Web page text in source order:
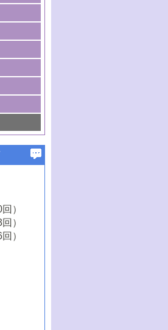
のための
年）
術に関す
成に関す
を実現す
おける研
年）
触媒研究
化触媒プ
び中性子
先端
らせ
年）
イクルの
盤とした
利用した
変換反応
触媒・機
ケミカル
媒開発
活用のた
とびたて
志向した
的分子変
新展開
開発
けた電解
年・オン
キャラク
リーンな
新の研究
えるマイ
年・工学
媒プロセ
ェーンに
近の研究
めの触媒
化合物変
自動車排
年・大阪
向
品合成
の最前線
術
気化学的
年・東京
媒反応プ
す最先端
ための触
年・首都
み出す触
向けた触
若き研究
若き研究
若き研究
電解合成
技術の新
）におけ
質技術
触媒機能
の最近の
の研究動
プローチ
用に貢献
触媒にお
の動向
関する触
その活用
の固体触
ける最近
新展開
展開
１）
２）
よる有機
開発
精密な設
材料－
題
半世紀，
）
）
）